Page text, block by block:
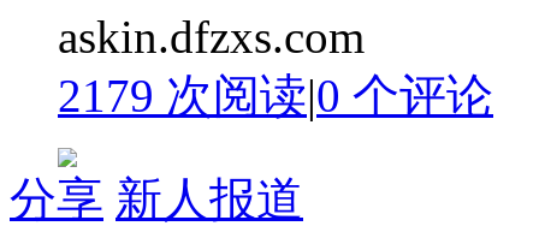
askin.dfzxs.com
2179 次阅读|0 个评论
分享 新人报道